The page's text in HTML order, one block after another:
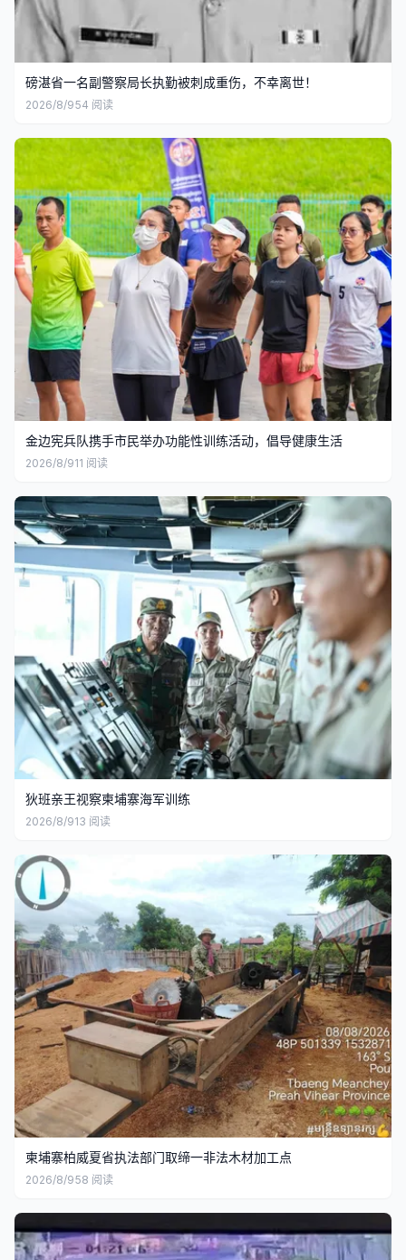
磅湛省一名副警察局长执勤被刺成重伤，不幸离世！
2026/8/954 阅读
金边宪兵队携手市民举办功能性训练活动，倡导健康生活
2026/8/911 阅读
狄班亲王视察柬埔寨海军训练
2026/8/913 阅读
柬埔寨柏威夏省执法部门取缔一非法木材加工点
2026/8/958 阅读